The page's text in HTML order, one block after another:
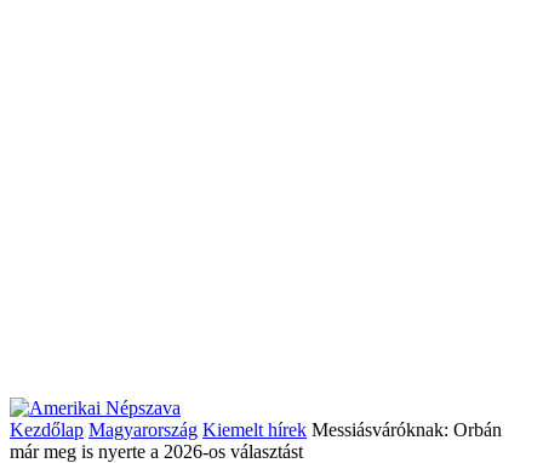
Kezdőlap Magyarország Kiemelt hírek Messiásváróknak: Orbán
már meg is nyerte a 2026-os választást